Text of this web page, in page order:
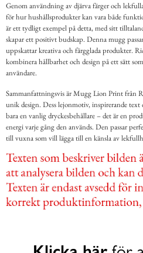
Genom användning av djärva färger och
för hur hushållsprodukter kan vara både
är ett tydligt exempel på detta, med sitt
skapar ett positivt budskap. Denna mugg
uppskattar kreativa och färgglada produkter.
kombinera hållbarhet och design på ett sätt
användare.
Sammanfattningsvis är Mugg Lion Print från
unik design. Dess lejonmotiv, inspirerande
bara en vanlig dryckesbehållare – det är en
energi varje gång den används. Den passar
till vuxna som vill lägga till en känsla av